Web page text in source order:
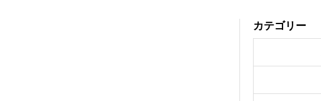
カテゴリー